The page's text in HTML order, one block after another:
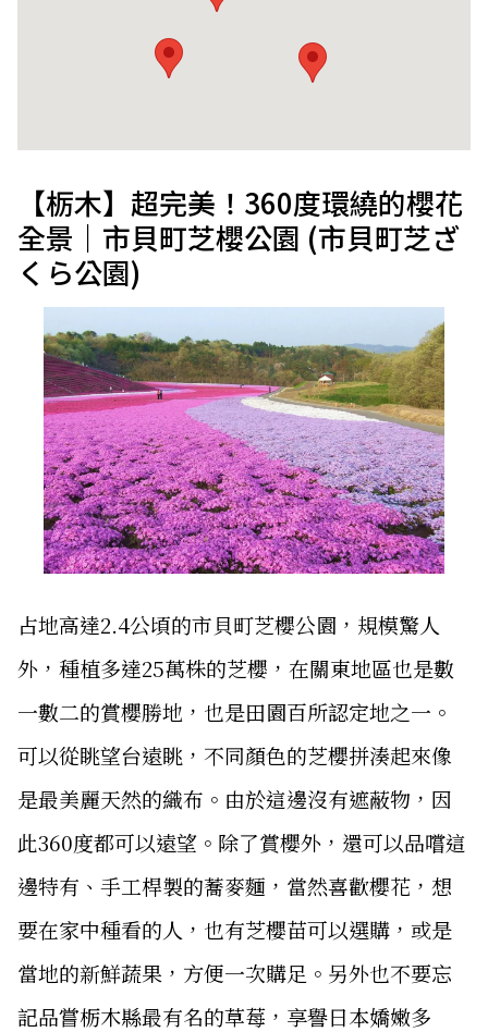
【栃木】超完美！360度環繞的櫻花
全景｜市貝町芝櫻公園 (市貝町芝ざ
くら公園)
占地高達2.4公頃的市貝町芝櫻公園，規模驚人
外，種植多達25萬株的芝櫻，在關東地區也是數
一數二的賞櫻勝地，也是田園百所認定地之一。
可以從眺望台遠眺，不同顏色的芝櫻拼湊起來像
是最美麗天然的織布。由於這邊沒有遮蔽物，因
此360度都可以遠望。除了賞櫻外，還可以品嚐這
邊特有、手工桿製的蕎麥麵，當然喜歡櫻花，想
要在家中種看的人，也有芝櫻苗可以選購，或是
當地的新鮮蔬果，方便一次購足。另外也不要忘
記品嘗栃木縣最有名的草莓，享譽日本嬌嫩多